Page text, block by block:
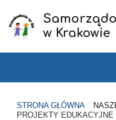
w Krakowie
STRONA GŁÓWNA
PROJEKTY EDUKACYJNE